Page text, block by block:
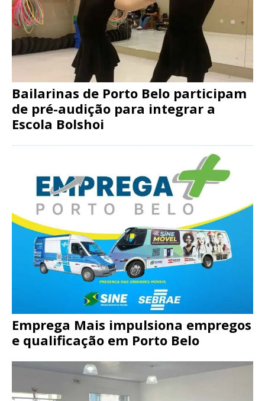
Bailarinas de Porto Belo participam
de pré-audição para integrar a
Escola Bolshoi
Emprega Mais impulsiona empregos
e qualificação em Porto Belo